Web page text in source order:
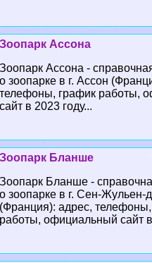
Зоопарк Ассона
Зоопарк Ассона -
о зоопарке в г. Ассон
телефоны, график работы,
сайт в 2023 году...
Зоопарк Бланше
Зоопарк Бланше -
о зоопарке в г. Сен-Жульен-
(Франция): адрес,
работы, официальный сайт в